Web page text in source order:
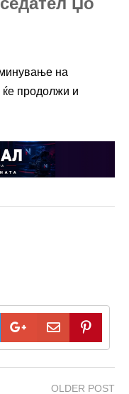
на
продолжи и
OLDER POST